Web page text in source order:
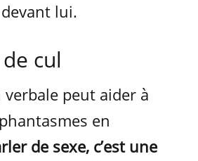
lui.
cul
verbale peut aider à
en
de sexe, c’est une